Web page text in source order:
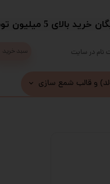
سبد خرید نام در سایت
کاربری من
و قالب شمع سازی
بالای 5 میلیون تومان با پست